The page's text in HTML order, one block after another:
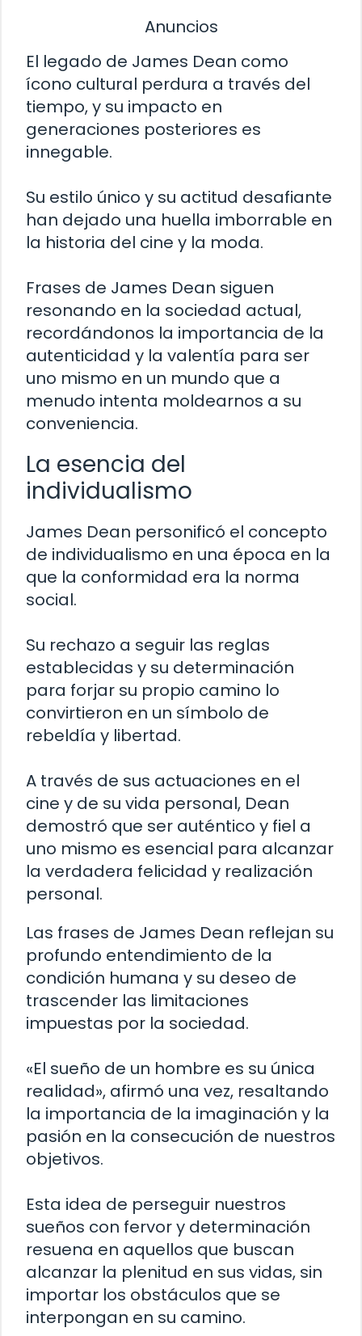
Anuncios
El legado de James Dean como
ícono cultural perdura a través del
tiempo, y su impacto en
generaciones posteriores es
innegable.
Su estilo único y su actitud desafiante
han dejado una huella imborrable en
la historia del cine y la moda.
Frases de James Dean siguen
resonando en la sociedad actual,
recordándonos la importancia de la
autenticidad y la valentía para ser
uno mismo en un mundo que a
menudo intenta moldearnos a su
conveniencia.
La esencia del
individualismo
James Dean personificó el concepto
de individualismo en una época en la
que la conformidad era la norma
social.
Su rechazo a seguir las reglas
establecidas y su determinación
para forjar su propio camino lo
convirtieron en un símbolo de
rebeldía y libertad.
A través de sus actuaciones en el
cine y de su vida personal, Dean
demostró que ser auténtico y fiel a
uno mismo es esencial para alcanzar
la verdadera felicidad y realización
personal.
Las frases de James Dean reflejan su
profundo entendimiento de la
condición humana y su deseo de
trascender las limitaciones
impuestas por la sociedad.
«El sueño de un hombre es su única
realidad», afirmó una vez, resaltando
la importancia de la imaginación y la
pasión en la consecución de nuestros
objetivos.
Esta idea de perseguir nuestros
sueños con fervor y determinación
resuena en aquellos que buscan
alcanzar la plenitud en sus vidas, sin
importar los obstáculos que se
interpongan en su camino.